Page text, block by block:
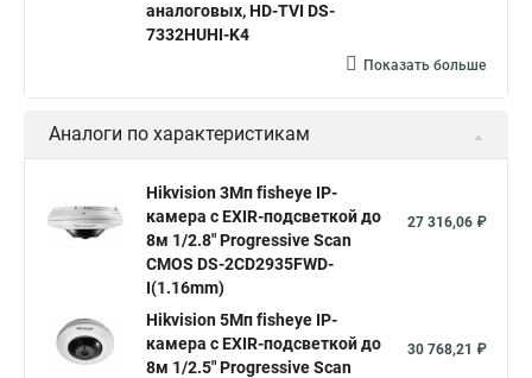
Видеокамеры hikvision ds
Камера Hikvision ds 2ce16d8t
Видеокамера hikvision hiwatch
Камера Hikvision ds 2cd2442fwd
Уличная камера Hikvision ip camera
Hikvision поворотная камера Hikvision купольная
Нikvision микрофон Hikvision поворотная
Hikvision порты
аналоговых, HD-TVI DS-
7332HUHI-K4
Показать больше
Аналоги по характеристикам
Hikvision 3Мп fisheye IP-
камера c EXIR-подсветкой до
8м 1/2.8" Progressive Scan
CMOS DS-2CD2935FWD-
I(1.16mm)
27 316,06 ₽
Hikvision 5Мп fisheye IP-
камера c EXIR-подсветкой до
8м 1/2.5" Progressive Scan
30 768,21 ₽